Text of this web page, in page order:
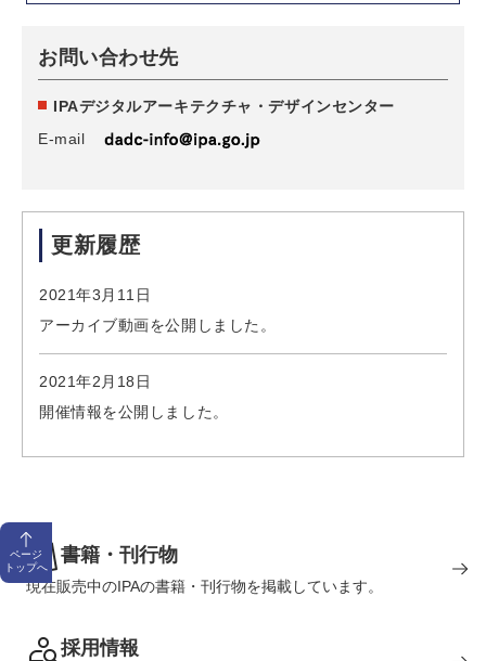
お問い合わせ先
IPAデジタルアーキテクチャ・デザインセンター
E-mail
更新履歴
2021年3月11日
アーカイブ動画を公開しました。
2021年2月18日
開催情報を公開しました。
ページ
トップへ
書籍・刊行物
現在販売中のIPAの書籍・刊行物を掲載しています。
採用情報